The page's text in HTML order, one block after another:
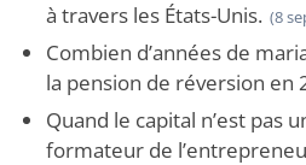
à travers les États-Unis. (8
Combien d’années de
la pension de réversion en
Quand le capital n’est pas
formateur de